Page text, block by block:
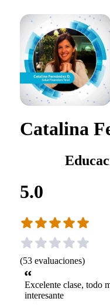
Catalina
5.0
(53 evaluaciones)
Excelente clase, todo
interesante